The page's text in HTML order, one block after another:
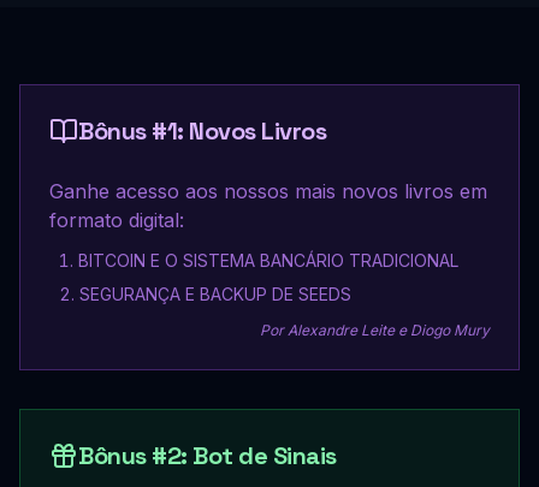
Bônus #1: Novos Livros
Ganhe acesso aos nossos mais novos livros em
formato digital:
BITCOIN E O SISTEMA BANCÁRIO TRADICIONAL
SEGURANÇA E BACKUP DE SEEDS
Por Alexandre Leite e Diogo Mury
Bônus #2: Bot de Sinais